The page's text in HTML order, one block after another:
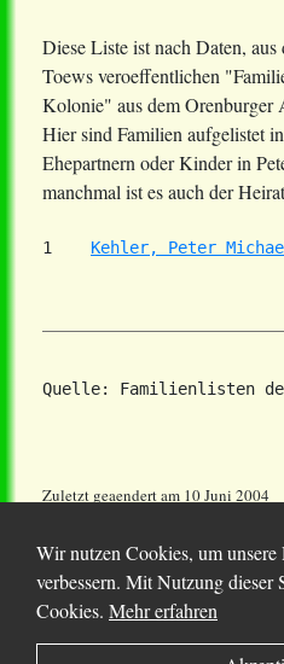
Diese Liste ist nach Daten,
Toews veroeffentlichen
Kolonie" aus dem Orenburger
Hier sind Familien aufgelistet
Ehepartnern oder Kinder in
manchmal ist es auch der
1 Kehler, Peter
Zuletzt geaendert am 10 Juni 2004
© 2025 Chortitza.org |
Wir nutzen Cookies, um
verbessern. Mit Nutzung dieser
Cookies. Mehr erfahren